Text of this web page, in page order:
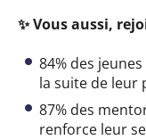
✨ Vous aussi,
84% des
la suite de leur
87% des
renforce leur